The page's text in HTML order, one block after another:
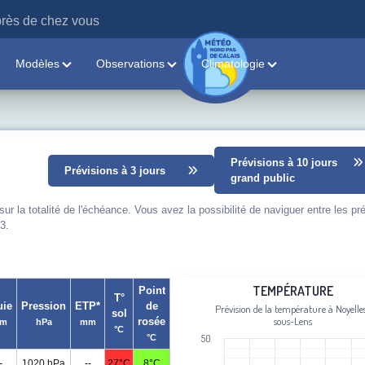
de chez vous
Modèles Observations Climatologie
Prévisions à 3 jours
Prévisions à 10 jours
grand public
la totalité de l'échéance. Vous avez la possibilité de naviguer entre les
Pression
hPa
ETP*
mm
T°
sol
°C
Point
de
rosée
°C
Line chart with 101 data points.
TEMPÉRATURE
Prévision de la température à
sous-Lens
50